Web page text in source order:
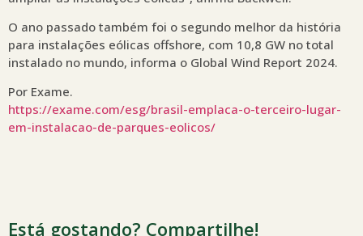
O ano passado também foi o segundo melhor da história
para instalações eólicas offshore, com 10,8 GW no total
instalado no mundo, informa o Global Wind Report 2024.
Por Exame.
https://exame.com/esg/brasil-emplaca-o-terceiro-lugar-
em-instalacao-de-parques-eolicos/
Está gostando? Compartilhe!